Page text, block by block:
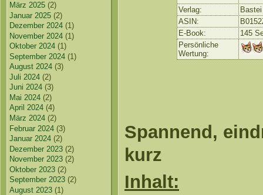
März 2025 (2)
Januar 2025 (2)
Dezember 2024 (1)
November 2024 (1)
Oktober 2024 (1)
September 2024 (1)
August 2024 (3)
Juli 2024 (2)
Juni 2024 (3)
Mai 2024 (2)
April 2024 (4)
März 2024 (2)
Februar 2024 (3)
Januar 2024 (2)
Dezember 2023 (2)
November 2023 (2)
Oktober 2023 (2)
September 2023 (2)
August 2023 (1)
Verlag:
ASIN:
E-Book:
145
Persönliche
Wertung:
Spannend,
kurz
Inhalt: